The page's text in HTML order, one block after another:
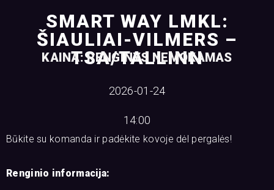
SMART WAY LMKL:
ŠIAULIAI-VILMERS –
TSA/TALLINN
2026-01-24
14:00
KAINA: RENGINYS NEMOKAMAS
Būkite su komanda ir padėkite kovoje dėl pergalės!
Renginio informacija: